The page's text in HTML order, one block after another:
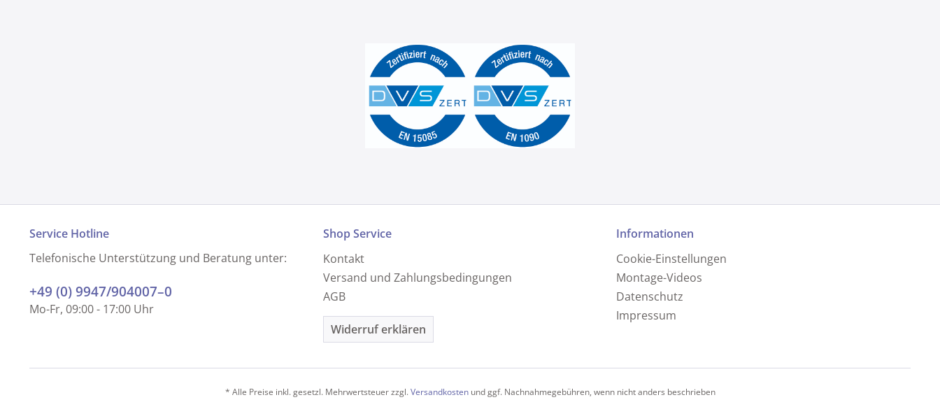
Service Hotline
Telefonische Unterstützung und Beratung unter:
+49 (0) 9947/904007–0
Mo-Fr, 09:00 - 17:00 Uhr
Shop Service
Kontakt
Versand und Zahlungsbedingungen
AGB
Widerruf erklären
Informationen
Cookie-Einstellungen
Montage-Videos
Datenschutz
Impressum
* Alle Preise inkl. gesetzl. Mehrwertsteuer zzgl.Versandkostenund ggf. Nachnahmegebühren, wenn nicht anders beschrieben